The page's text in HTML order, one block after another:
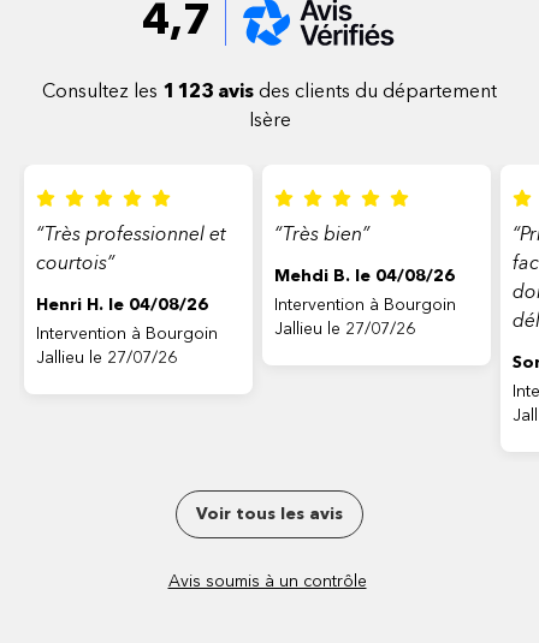
4,7
Consultez les 1 123 avis des clients du département
Isère
“Très professionnel et
courtois”
Henri H. le 04/08/26
Intervention à Bourgoin
Jallieu le 27/07/26
“Très bien”
Mehdi B. le 04/08/26
Intervention à Bourgoin
Jallieu le 27/07/26
facile.
Voir tous les avis
Avis soumis à un contrôle